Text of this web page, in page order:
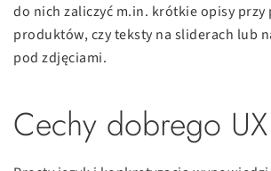
do nich zaliczyć m.in. krótkie opisy przy
produktów, czy teksty na sliderach lub
pod zdjęciami.
Cechy dobrego